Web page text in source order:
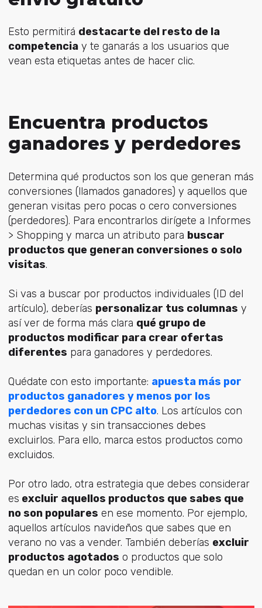
Esto permitirá destacarte del resto de la
competenciay te ganarás a los usuarios que
vean esta etiquetas antes de hacer clic.
Encuentra productos
ganadores y perdedores
Determina qué productos son los que generan más
conversiones (llamados ganadores) y aquellos que
generan visitas pero pocas o cero conversiones
(perdedores). Para encontrarlos dirígete a Informes
> Shopping y marca un atributo para buscar
productos que generan conversiones o solo
visitas.
Si vas a buscar por productos individuales (ID del
artículo), deberías personalizar tus columnas y
así ver de forma más clara qué grupo de
productos modificar para crear ofertas
diferentes para ganadores y perdedores.
Quédate con esto importante: apuesta más por
productos ganadores y menos por los
perdedores con un CPC alto. Los artículos con
muchas visitas y sin transacciones debes
excluirlos. Para ello, marca estos productos como
excluidos.
Por otro lado, otra estrategia que debes considerar
es excluir aquellos productos que sabes que
no son populares en ese momento. Por ejemplo,
aquellos artículos navideños que sabes que en
verano no vas a vender. También deberías excluir
productos agotados o productos que solo
quedan en un color poco vendible.